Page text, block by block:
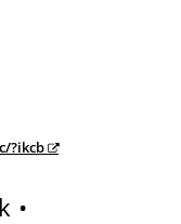
?ikcb
•